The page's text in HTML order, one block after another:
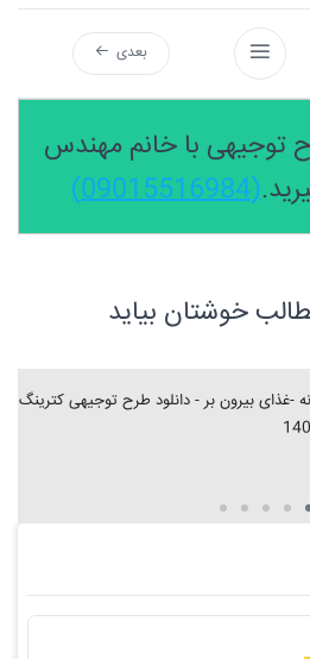
بعدی
با خانم مهندس
(09015516984)
خوشتان بیاید
-غذای بیرون بر - دانلود طرح توجیهی کترینگ